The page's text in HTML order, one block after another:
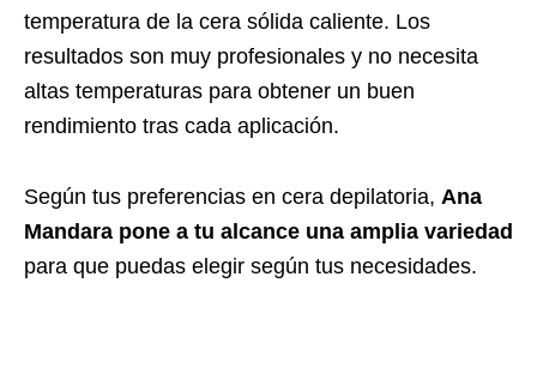
temperatura de la cera sólida caliente. Los
resultados son muy profesionales y no necesita
altas temperaturas para obtener un buen
rendimiento tras cada aplicación.
Según tus preferencias en cera depilatoria, Ana
Mandara pone a tu alcance una amplia variedad
para que puedas elegir según tus necesidades.